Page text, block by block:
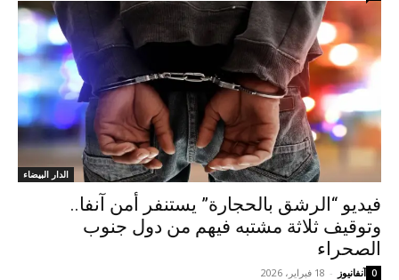
الدار البيضاء
فيديو “الرشق بالحجارة” يستنفر أمن آنفا..
وتوقيف ثلاثة مشتبه فيهم من دول جنوب
الصحراء
آنفانيوز - 18 فبراير، 2026 0